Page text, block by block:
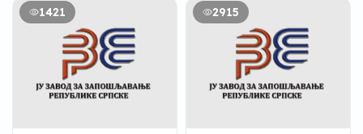
1421 2915